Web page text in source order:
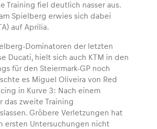
Training fiel deutlich nasser aus.
Spielberg erwies sich dabei
auf Aprilia.
Dominatoren der letzten
Ducati, hielt sich auch KTM in den
für den Steiermark-GP noch
es Miguel Oliveira von Red
in Kurve 3: Nach einem
das zweite Training
Gröbere Verletzungen hat
ersten Untersuchungen nicht